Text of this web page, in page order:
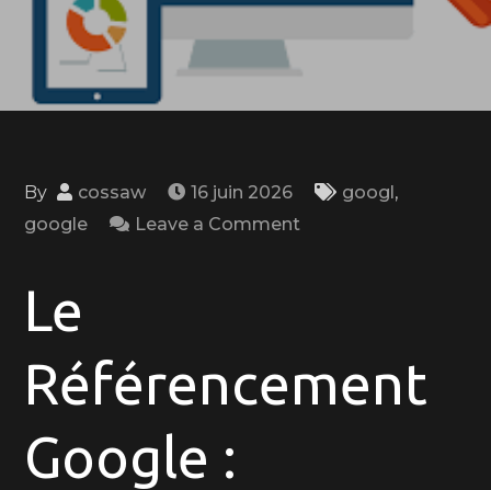
By cossaw 16 juin 2026 googl,
google
Leave a Comment
Ligne
avec
Le
Référencement
Google :